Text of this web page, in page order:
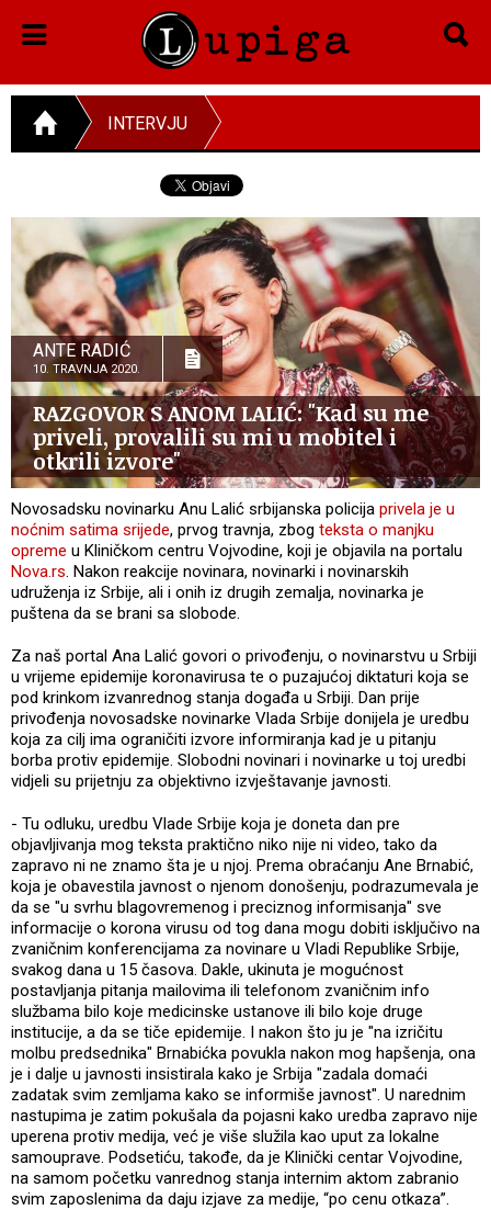
INTERVJU
ANTE RADIĆ
10. TRAVNJA 2020.
RAZGOVOR S ANOM LALIĆ: "Kad su me
priveli, provalili su mi u mobitel i
otkrili izvore"
Novosadsku novinarku Anu Lalić srbijanska policija privela je u
noćnim satima srijede, prvog travnja, zbog teksta o manjku
opreme u Kliničkom centru Vojvodine, koji je objavila na portalu
Nova.rs. Nakon reakcije novinara, novinarki i novinarskih
udruženja iz Srbije, ali i onih iz drugih zemalja, novinarka je
puštena da se brani sa slobode.
Za naš portal Ana Lalić govori o privođenju, o novinarstvu u Srbiji
u vrijeme epidemije koronavirusa te o puzajućoj diktaturi koja se
pod krinkom izvanrednog stanja događa u Srbiji. Dan prije
privođenja novosadske novinarke Vlada Srbije donijela je uredbu
koja za cilj ima ograničiti izvore informiranja kad je u pitanju
borba protiv epidemije. Slobodni novinari i novinarke u toj uredbi
vidjeli su prijetnju za objektivno izvještavanje javnosti.
- Tu odluku, uredbu Vlade Srbije koja je doneta dan pre
objavljivanja mog teksta praktično niko nije ni video, tako da
zapravo ni ne znamo šta je u njoj. Prema obraćanju Ane Brnabić,
koja je obavestila javnost o njenom donošenju, podrazumevala je
da se "u svrhu blagovremenog i preciznog informisanja" sve
informacije o korona virusu od tog dana mogu dobiti isključivo na
zvaničnim konferencijama za novinare u Vladi Republike Srbije,
svakog dana u 15 časova. Dakle, ukinuta je mogućnost
postavljanja pitanja mailovima ili telefonom zvaničnim info
službama bilo koje medicinske ustanove ili bilo koje druge
institucije, a da se tiče epidemije. I nakon što ju je "na izričitu
molbu predsednika" Brnabićka povukla nakon mog hapšenja, ona
je i dalje u javnosti insistirala kako je Srbija "zadala domaći
zadatak svim zemljama kako se informiše javnost". U narednim
nastupima je zatim pokušala da pojasni kako uredba zapravo nije
uperena protiv medija, već je više služila kao uput za lokalne
samouprave. Podsetiću, takođe, da je Klinički centar Vojvodine,
na samom početku vanrednog stanja internim aktom zabranio
svim zaposlenima da daju izjave za medije, “po cenu otkaza”.